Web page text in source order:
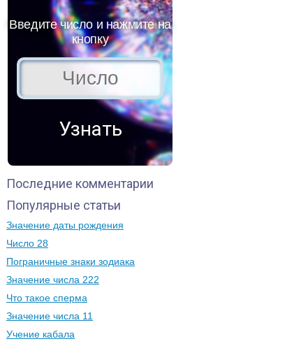
Введите число и нажмите на
кнопку
Последние комментарии
Популярные статьи
Значение даты рождения
Число 28
Пограничные знаки зодиака
Значение числа 222
Что такое сперма
Значение числа 11
Учение кабала